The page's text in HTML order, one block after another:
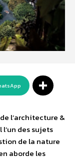
l’architecture &
des sujets
de la nature
aborde les